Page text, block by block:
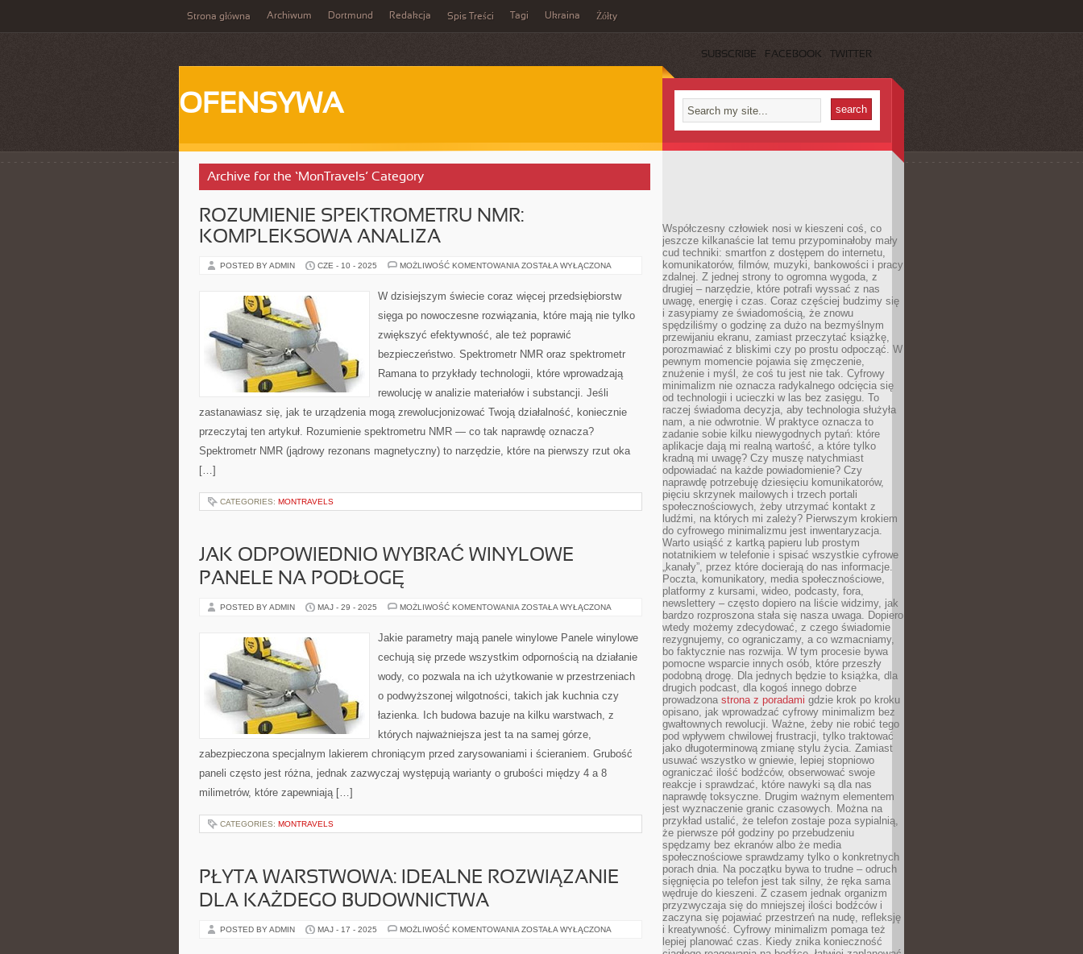
Strona główna Archiwum Dortmund Redakcja Spis Treści Tagi Ukraina Żółty
SUBSCRIBE FACEBOOK TWITTER
OFENSYWA
Archive for the ‘MonTravels’ Category
ROZUMIENIE SPEKTROMETRU NMR:
KOMPLEKSOWA ANALIZA
POSTED BY ADMIN CZE - 10 - 2025 MOŻLIWOŚĆ KOMENTOWANIA ROZUMIENIE
KOMPLEKSOWA
ANALIZA
ZOSTAŁA WYŁĄCZONA
W dzisiejszym świecie coraz więcej przedsiębiorstw
sięga po nowoczesne rozwiązania, które mają nie tylko
zwiększyć efektywność, ale też poprawić
bezpieczeństwo. Spektrometr NMR oraz spektrometr
Ramana to przykłady technologii, które wprowadzają
rewolucję w analizie materiałów i substancji. Jeśli
zastanawiasz się, jak te urządzenia mogą zrewolucjonizować Twoją działalność, koniecznie
przeczytaj ten artykuł. Rozumienie spektrometru NMR — co tak naprawdę oznacza?
Spektrometr NMR (jądrowy rezonans magnetyczny) to narzędzie, które na pierwszy rzut oka
[…]
CATEGORIES: MONTRAVELS
JAK ODPOWIEDNIO WYBRAĆ WINYLOWE
PANELE NA PODŁOGĘ
POSTED BY ADMIN MAJ - 29 - 2025 MOŻLIWOŚĆ KOMENTOWANIA JAK
WINYLOWE
PANELE
PODŁOGĘ
ZOSTAŁA WYŁĄCZONA
Jakie parametry mają panele winylowe Panele winylowe
cechują się przede wszystkim odpornością na działanie
wody, co pozwala na ich użytkowanie w przestrzeniach
o podwyższonej wilgotności, takich jak kuchnia czy
łazienka. Ich budowa bazuje na kilku warstwach, z
których najważniejsza jest ta na samej górze,
zabezpieczona specjalnym lakierem chroniącym przed zarysowaniami i ścieraniem. Grubość
paneli często jest różna, jednak zazwyczaj występują warianty o grubości między 4 a 8
milimetrów, które zapewniają […]
CATEGORIES: MONTRAVELS
PŁYTA WARSTWOWA: IDEALNE ROZWIĄZANIE
DLA KAŻDEGO BUDOWNICTWA
POSTED BY ADMIN MAJ - 17 - 2025 MOŻLIWOŚĆ KOMENTOWANIA PŁYTA
ZOSTAŁA WYŁĄCZONA
Współczesny człowiek nosi w kieszeni coś, co
jeszcze kilkanaście lat temu przypominałoby mały
cud techniki: smartfon z dostępem do internetu,
komunikatorów, filmów, muzyki, bankowości i pracy
zdalnej. Z jednej strony to ogromna wygoda, z
drugiej – narzędzie, które potrafi wyssać z nas
uwagę, energię i czas. Coraz częściej budzimy się
i zasypiamy ze świadomością, że znowu
spędziliśmy o godzinę za dużo na bezmyślnym
przewijaniu ekranu, zamiast przeczytać książkę,
porozmawiać z bliskimi czy po prostu odpocząć. W
pewnym momencie pojawia się zmęczenie,
znużenie i myśl, że coś tu jest nie tak. Cyfrowy
minimalizm nie oznacza radykalnego odcięcia się
od technologii i ucieczki w las bez zasięgu. To
raczej świadoma decyzja, aby technologia służyła
nam, a nie odwrotnie. W praktyce oznacza to
zadanie sobie kilku niewygodnych pytań: które
aplikacje dają mi realną wartość, a które tylko
kradną mi uwagę? Czy muszę natychmiast
odpowiadać na każde powiadomienie? Czy
naprawdę potrzebuję dziesięciu komunikatorów,
pięciu skrzynek mailowych i trzech portali
społecznościowych, żeby utrzymać kontakt z
ludźmi, na których mi zależy? Pierwszym krokiem
do cyfrowego minimalizmu jest inwentaryzacja.
Warto usiąść z kartką papieru lub prostym
notatnikiem w telefonie i spisać wszystkie cyfrowe
„kanały”, przez które docierają do nas informacje.
Poczta, komunikatory, media społecznościowe,
platformy z kursami, wideo, podcasty, fora,
newslettery – często dopiero na liście widzimy, jak
bardzo rozproszona stała się nasza uwaga. Dopiero
wtedy możemy zdecydować, z czego świadomie
rezygnujemy, co ograniczamy, a co wzmacniamy,
bo faktycznie nas rozwija. W tym procesie bywa
pomocne wsparcie innych osób, które przeszły
podobną drogę. Dla jednych będzie to książka, dla
drugich podcast, dla kogoś innego dobrze
prowadzona strona z poradami gdzie krok po kroku
opisano, jak wprowadzać cyfrowy minimalizm bez
gwałtownych rewolucji. Ważne, żeby nie robić tego
pod wpływem chwilowej frustracji, tylko traktować
jako długoterminową zmianę stylu życia. Zamiast
usuwać wszystko w gniewie, lepiej stopniowo
ograniczać ilość bodźców, obserwować swoje
reakcje i sprawdzać, które nawyki są dla nas
naprawdę toksyczne. Drugim ważnym elementem
jest wyznaczenie granic czasowych. Można na
przykład ustalić, że telefon zostaje poza sypialnią,
że pierwsze pół godziny po przebudzeniu
spędzamy bez ekranów albo że media
społecznościowe sprawdzamy tylko o konkretnych
porach dnia. Na początku bywa to trudne – odruch
sięgnięcia po telefon jest tak silny, że ręka sama
wędruje do kieszeni. Z czasem jednak organizm
przyzwyczaja się do mniejszej ilości bodźców i
zaczyna się pojawiać przestrzeń na nudę, refleksję
i kreatywność. Cyfrowy minimalizm pomaga też
lepiej planować czas. Kiedy znika konieczność